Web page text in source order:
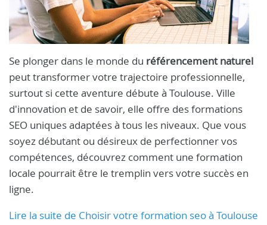
Se plonger dans le monde du référencement naturel
peut transformer votre trajectoire professionnelle,
surtout si cette aventure débute à Toulouse. Ville
d'innovation et de savoir, elle offre des formations
SEO uniques adaptées à tous les niveaux. Que vous
soyez débutant ou désireux de perfectionner vos
compétences, découvrez comment une formation
locale pourrait être le tremplin vers votre succès en
ligne.
Lire la suite de Choisir votre formation seo à Toulouse